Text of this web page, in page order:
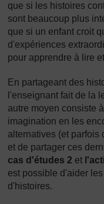
que si les histoires
sont beaucoup plus
que si un enfant croit
d'expériences
pour apprendre à lire
En partageant des
l'enseignant fait de la
autre moyen consiste
imagination en les
alternatives (et parfois
et de partager ces
cas d'études 2 et
est possible d'aider
d'histoires.